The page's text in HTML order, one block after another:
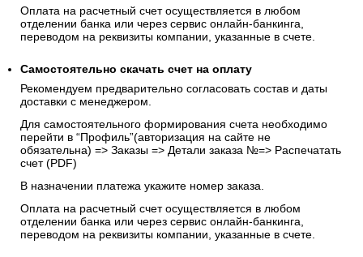
Оплата на расчетный счет осуществляется в любом
отделении банка или через сервис онлайн-банкинга,
переводом на реквизиты компании, указанные в счете.
Самостоятельно скачать счет на оплату
Рекомендуем предварительно согласовать состав и даты
доставки с менеджером.
Для самостоятельного формирования счета необходимо
перейти в “Профиль”(авторизация на сайте не
обязательна) => Заказы => Детали заказа №=> Распечатать
счет (PDF)
В назначении платежа укажите номер заказа.
Оплата на расчетный счет осуществляется в любом
отделении банка или через сервис онлайн-банкинга,
переводом на реквизиты компании, указанные в счете.